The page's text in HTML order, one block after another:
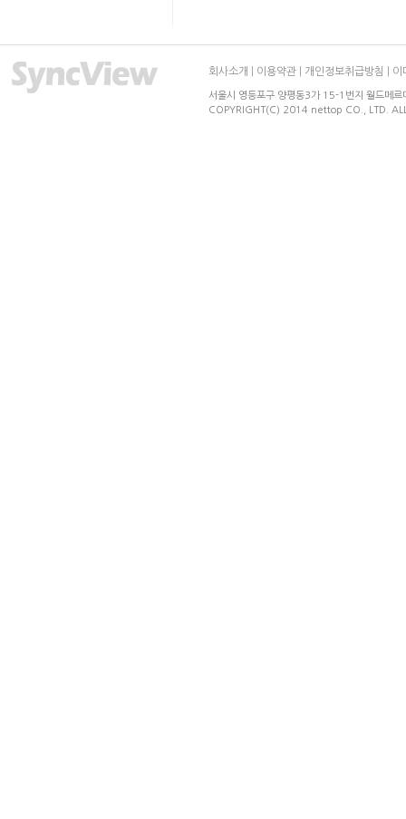
회사소개 이용약관 개인정보취급방침 이
서울시 영등포구 양평동3가 15-1번지 월드메
COPYRIGHT(C) 2014 nettop CO., LTD. ALL